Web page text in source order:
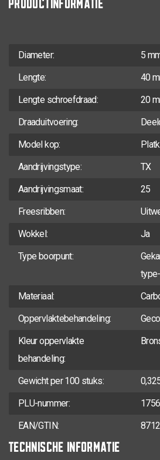
Diameter:
5
Lengte:
40
Lengte schroefdraad:
20
Draaduitvoering:
Model kop:
Aandrijvingstype:
TX
Aandrijvingsmaat:
25
Freesribben:
Wokkel:
Ja
Type boorpunt:
Materiaal:
Oppervlaktebehandeling:
Kleur oppervlakte
behandeling:
Gewicht per 100 stuks:
PLU-nummer:
1756
EAN/GTIN:
TECHNISCHE INFORMATIE